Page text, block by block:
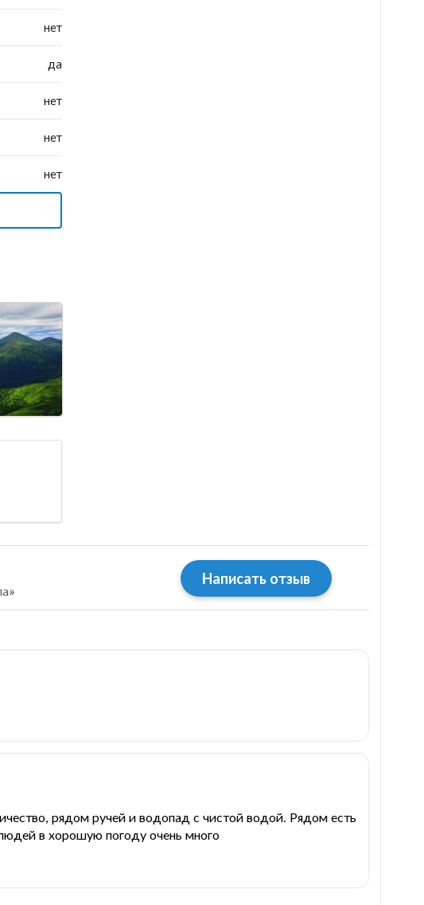
нет
да
нет
нет
нет
Написать отзыв
рядом ручей и водопад с чистой водой. Рядом есть
в хорошую погоду очень много